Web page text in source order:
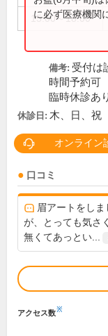
15:00～18:00
に必ず医療機関
備考: 受付は
時間予約可
臨時休診あ
休診日: 木、日、祝
オンライン
口コミ
眉アートをし
が、とっても気さ
無くてあっとい...
アクセス数※